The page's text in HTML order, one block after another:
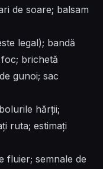
de soare; balsam
legal); bandă
brichetă
gunoi; sac
hărții;
ruta; estimați
fluier; semnale de